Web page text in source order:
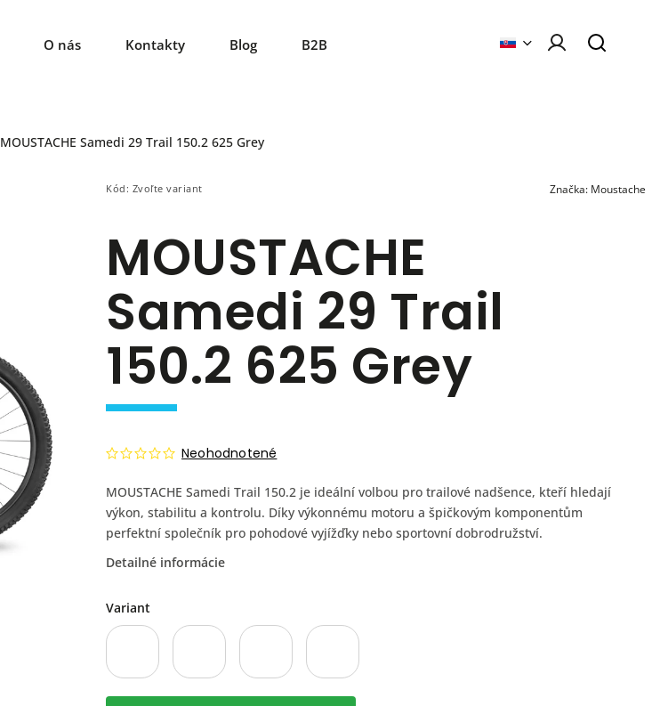
O nás Kontakty Blog B2B
MOUSTACHE Samedi 29 Trail 150.2 625 Grey
MOUSTACHE
Samedi 29 Trail
150.2 625 Grey
Kód: Zvoľte variant
Neohodnotené
MOUSTACHE Samedi Trail 150.2 je ideální volbou pro trailové nadšence, kteří hledají
výkon, stabilitu a kontrolu. Díky výkonnému motoru a špičkovým komponentům
perfektní společník pro pohodové vyjížďky nebo sportovní dobrodružství.
Detailné informácie
Značka: Moustache
Variant